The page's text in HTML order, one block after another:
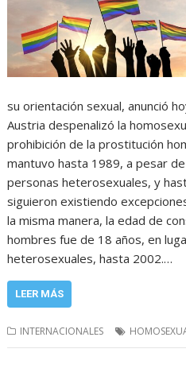
su orientación sexual, anunció
Austria despenalizó la
prohibición de la prostitución
mantuvo hasta 1989, a pesar
personas heterosexuales, y
siguieron existiendo
la misma manera, la edad de
hombres fue de 18 años, en
heterosexuales, hasta 2002.…
LEER MÁS
INTERNACIONALES